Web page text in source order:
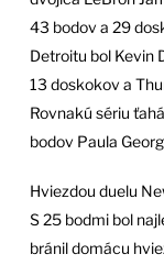
43 bodov a 29
Detroitu bol Kevin
13 doskokov a
Rovnakú sériu
bodov Paula
Hviezdou duelu
S 25 bodmi bol
bránil domácu